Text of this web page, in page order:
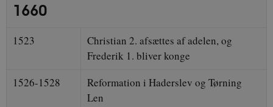
1660
1523
Christian 2. afsættes af adelen, og
Frederik 1. bliver konge
1526-1528
Reformation i Haderslev og Tørning
Len